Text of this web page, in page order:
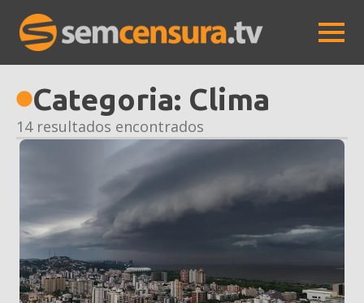
Categoria: Clima
14 resultados encontrados